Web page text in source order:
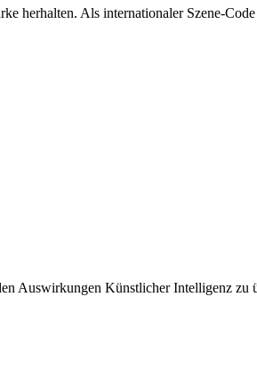
herhalten. Als internationaler Szene-
Auswirkungen Künstlicher Intelligenz zu